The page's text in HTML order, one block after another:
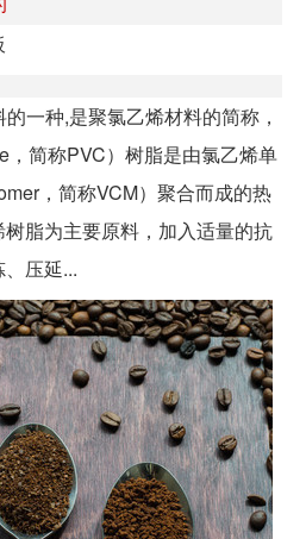
一种,是聚氯乙烯材料的简称，
简称PVC）树脂是由氯乙烯单
，简称VCM）聚合而成的热
脂为主要原料，加入适量的抗
压延...